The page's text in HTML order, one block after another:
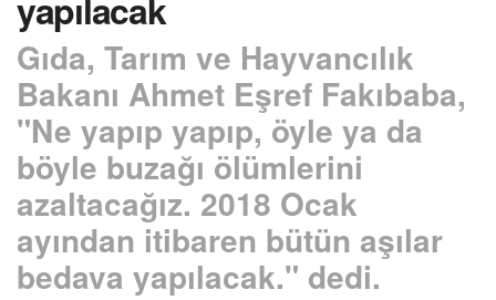
Gıda, Tarım ve Hayvancılık
Bakanı Ahmet Eşref Fakıbaba,
"Ne yapıp yapıp, öyle ya da
böyle buzağı ölümlerini
azaltacağız. 2018 Ocak
ayından itibaren bütün aşılar
bedava yapılacak." dedi.